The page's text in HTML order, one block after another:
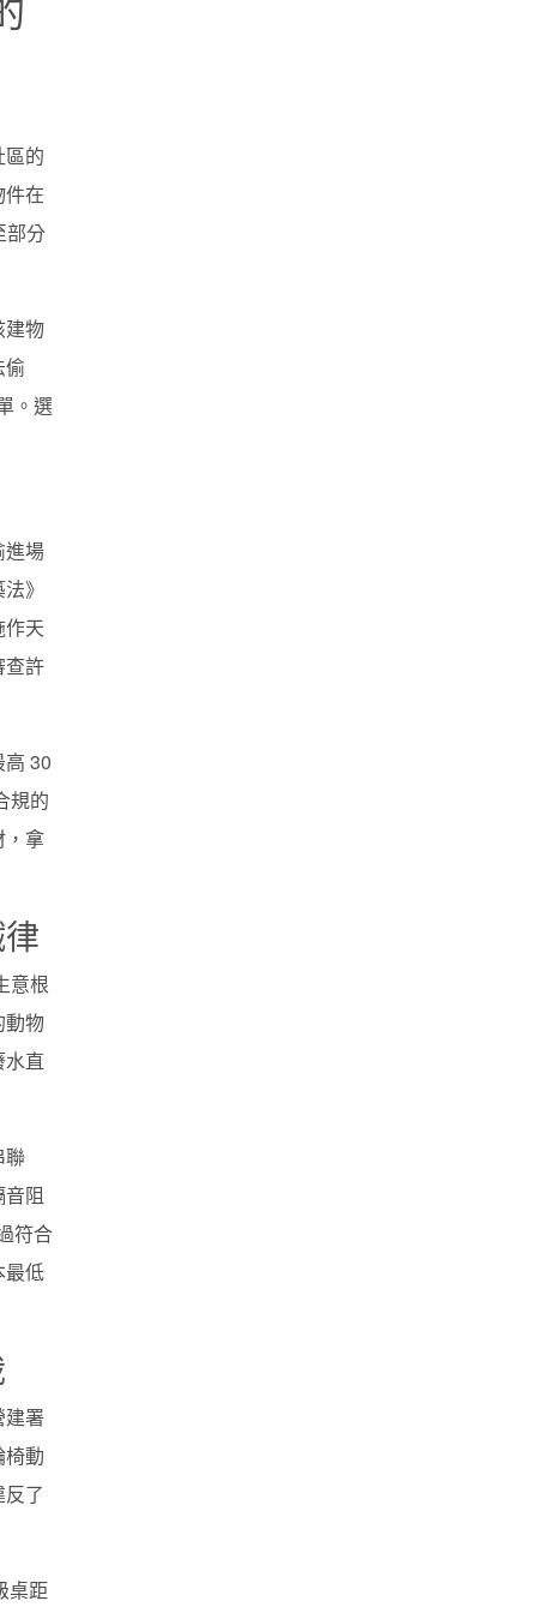
的
在
部分
建物
偷
。選
進場
》
天
查許
30
規的
，拿
意根
動物
直
聯
阻
符合
最低
建署
動
了
桌距